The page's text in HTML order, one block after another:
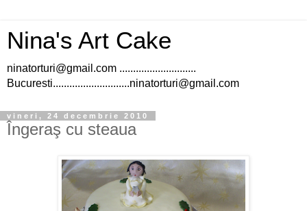
Nina's Art Cake
ninatorturi@gmail.com ............................
Bucuresti............................ninatorturi@gmail.com
vineri, 24 decembrie 2010
Îngeraş cu steaua